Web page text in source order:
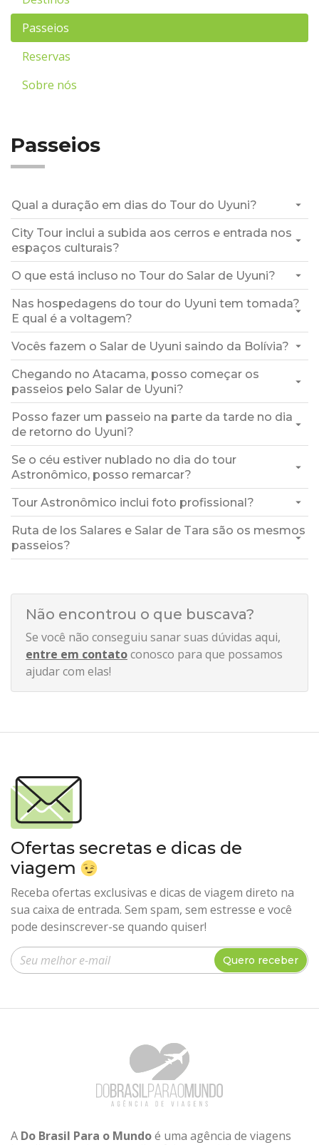
Passeios
Reservas
Sobre nós
Passeios
Qual a duração em dias do Tour do Uyuni?
City Tour inclui a subida aos cerros e entrada nos
espaços culturais?
O que está incluso no Tour do Salar de Uyuni?
Nas hospedagens do tour do Uyuni tem tomada?
E qual é a voltagem?
Vocês fazem o Salar de Uyuni saindo da Bolívia?
Chegando no Atacama, posso começar os
passeios pelo Salar de Uyuni?
Posso fazer um passeio na parte da tarde no dia
de retorno do Uyuni?
Se o céu estiver nublado no dia do tour
Astronômico, posso remarcar?
Tour Astronômico inclui foto profissional?
Ruta de los Salares e Salar de Tara são os mesmos
passeios?
Não encontrou o que buscava?
Se você não conseguiu sanar suas dúvidas aqui,
entre em contatoconosco para que possamos
ajudar com elas!
Ofertas secretas e dicas de
viagem
Receba ofertas exclusivas e dicas de viagem direto na
sua caixa de entrada. Sem spam, sem estresse e você
pode desinscrever-se quando quiser!
Insira seu e-mail
Quero receber
A Do Brasil Para o Mundoé uma agência de viagens